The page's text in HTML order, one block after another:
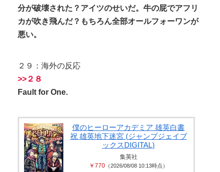
分が破壊された？アイツのせいだ。牛の屁でアフリ
カが吹き飛んだ？もちろん全部オールフォーワンが
悪い。
２９：海外の反応
>>２８
Fault for One.
僕のヒーローアカデミア 雄英白書
祝 雄英地下迷宮 (ジャンプジェイブ
ックスDIGITAL)
集英社
￥770 （2026/08/08 10:13時点）